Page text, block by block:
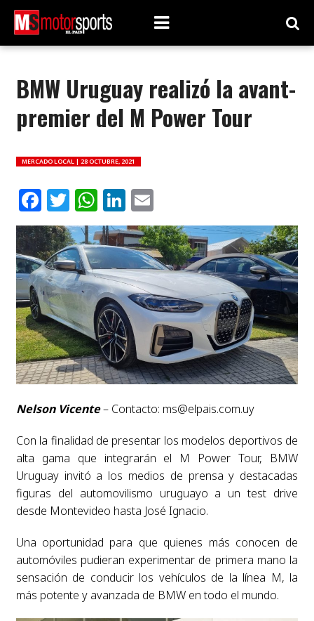
BMW Uruguay realizó la avant-
premier del M Power Tour
MERCADO LOCAL | 28 OCTUBRE, 2021
Facebook
Twitter
WhatsApp
LinkedIn
Email
Nelson Vicente– Contacto: ms@elpais.com.uy
Con la finalidad de presentar los modelos deportivos de
alta gama que integrarán el M Power Tour, BMW
Uruguay invitó a los medios de prensa y destacadas
figuras del automovilismo uruguayo a un test drive
desde Montevideo hasta José Ignacio.
Una oportunidad para que quienes más conocen de
automóviles pudieran experimentar de primera mano la
sensación de conducir los vehículos de la línea M, la
más potente y avanzada de BMW en todo el mundo.